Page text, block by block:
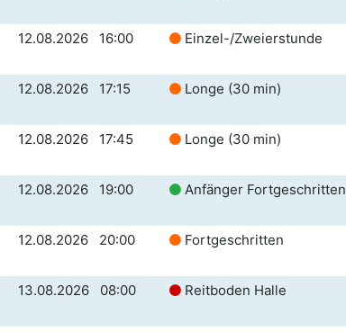
12.08.2026 16:00
Einzel-/Zweierstunde
12.08.2026 17:15
Longe (30 min)
12.08.2026 17:45
Longe (30 min)
12.08.2026 19:00
Anfänger Fortgeschritten
12.08.2026 20:00
Fortgeschritten
13.08.2026 08:00
Reitboden Halle